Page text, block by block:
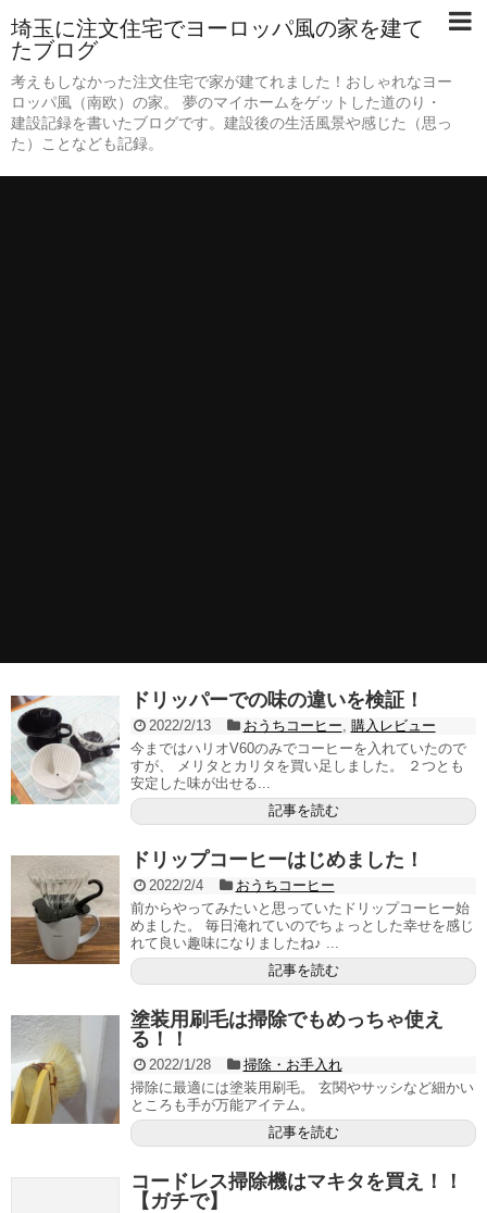
埼玉に注文住宅でヨーロッパ風の家を建て
たブログ
考えもしなかった注文住宅で家が建てれました！おしゃれなヨー
ロッパ風（南欧）の家。 夢のマイホームをゲットした道のり・
建設記録を書いたブログです。建設後の生活風景や感じた（思っ
た）ことなども記録。
ドリッパーでの味の違いを検証！
2022/2/13 おうちコーヒー, 購入レビュー
今まではハリオV60のみでコーヒーを入れていたので
すが、 メリタとカリタを買い足しました。 ２つとも
安定した味が出せる...
記事を読む
ドリップコーヒーはじめました！
2022/2/4
おうちコーヒー
前からやってみたいと思っていたドリップコーヒー始
めました。 毎日淹れていのでちょっとした幸せを感じ
れて良い趣味になりましたね♪ ...
記事を読む
塗装用刷毛は掃除でもめっちゃ使え
る！！
2022/1/28
掃除・お手入れ
掃除に最適には塗装用刷毛。 玄関やサッシなど細かい
ところも手が万能アイテム。
記事を読む
コードレス掃除機はマキタを買え！！
【ガチで】